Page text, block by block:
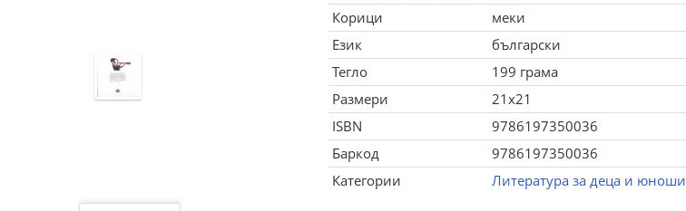
Корици
меки
Език
български
Тегло
199 грама
Размери
21x21
ISBN
9786197350036
Баркод
9786197350036
Категории
Литература за деца и юноши